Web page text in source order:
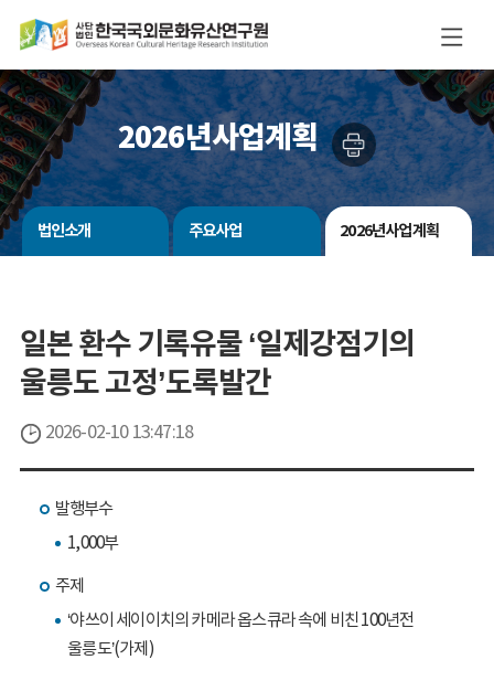
2026년사업계획
법인소개 주요사업 2026년사업계획
일본 환수 기록유물 ‘일제강점기의
울릉도 고정’도록발간
2026-02-10 13:47:18
발행부수
1,000부
주제
‘야쓰이 세이이치의 카메라 옵스큐라 속에 비친 100년전
울릉도’(가제)